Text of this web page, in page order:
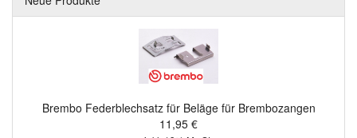
Brembo Federblechsatz für Beläge für Brembozangen
11,95 €